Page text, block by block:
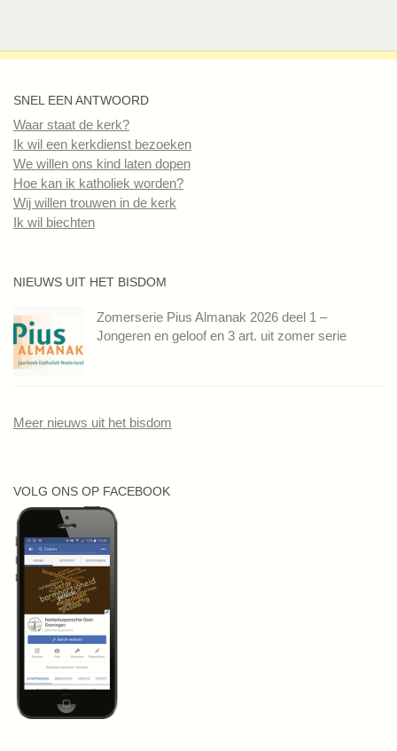
SNEL EEN ANTWOORD
Waar staat de kerk?
Ik wil een kerkdienst bezoeken
We willen ons kind laten dopen
Hoe kan ik katholiek worden?
Wij willen trouwen in de kerk
Ik wil biechten
NIEUWS UIT HET BISDOM
Zomerserie Pius Almanak 2026 deel 1 –
Jongeren en geloof en 3 art. uit zomer serie
Meer nieuws uit het bisdom
VOLG ONS OP FACEBOOK